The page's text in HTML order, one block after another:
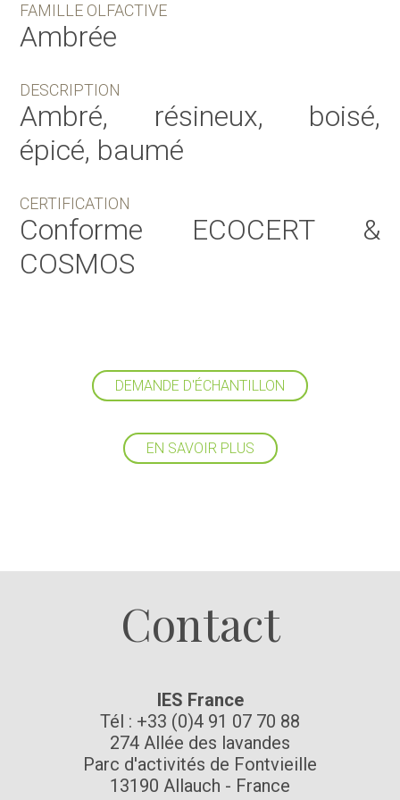
FAMILLE OLFACTIVE
Ambrée
DESCRIPTION
Ambré, résineux, boisé,
épicé, baumé
CERTIFICATION
Conforme ECOCERT &
COSMOS
DEMANDE D'ÉCHANTILLON
EN SAVOIR PLUS
Contact
IES France
Tél : +33 (0)4 91 07 70 88
274 Allée des lavandes
Parc d'activités de Fontvieille
13190 Allauch - France